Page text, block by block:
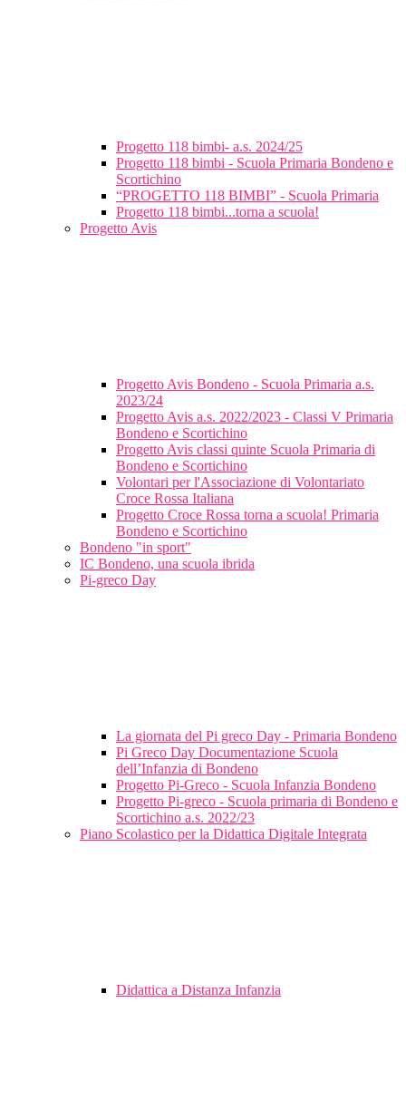
Progetto 118 bimbi- a.s. 2024/25
Progetto 118 bimbi - Scuola Primaria Bondeno e
Scortichino
“PROGETTO 118 BIMBI” - Scuola Primaria
Progetto 118 bimbi...torna a scuola!
Progetto Avis
Progetto Avis Bondeno - Scuola Primaria a.s.
2023/24
Progetto Avis a.s. 2022/2023 - Classi V Primaria
Bondeno e Scortichino
Progetto Avis classi quinte Scuola Primaria di
Bondeno e Scortichino
Volontari per l'Associazione di Volontariato
Croce Rossa Italiana
Progetto Croce Rossa torna a scuola! Primaria
Bondeno e Scortichino
Bondeno "in sport"
IC Bondeno, una scuola ibrida
Pi-greco Day
La giornata del Pi greco Day - Primaria Bondeno
Pi Greco Day Documentazione Scuola
dell’Infanzia di Bondeno
Progetto Pi-Greco - Scuola Infanzia Bondeno
Progetto Pi-greco - Scuola primaria di Bondeno e
Scortichino a.s. 2022/23
Piano Scolastico per la Didattica Digitale Integrata
Didattica a Distanza Infanzia